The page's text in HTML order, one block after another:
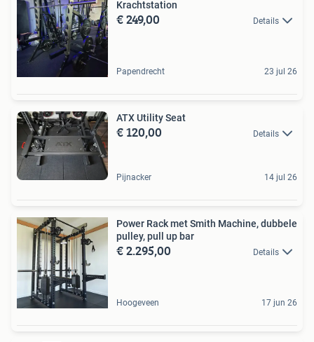
Krachtstation
€ 249,00 Details
Papendrecht 23 jul 26
ATX Utility Seat
€ 120,00 Details
Pijnacker 14 jul 26
Power Rack met Smith Machine, dubbele
pulley, pull up bar
€ 2.295,00 Details
Hoogeveen 17 jun 26